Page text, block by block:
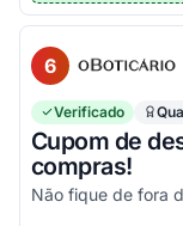
6
Verificado
Cupom de
compras!